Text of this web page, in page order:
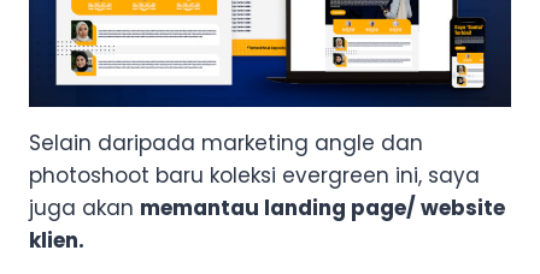
Selain daripada marketing angle dan
photoshoot baru koleksi evergreen ini, saya
juga akan memantau landing page/ website
klien.